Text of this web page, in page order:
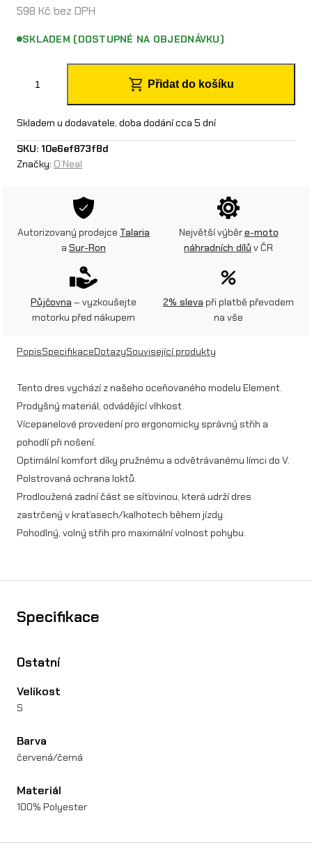
598 Kč bez DPH
SKLADEM (DOSTUPNÉ NA OBJEDNÁVKU)
N
e
a
T
R
I
X
R
I
D
R
n
o
ž
s
t
v
Přidat do košíku
Skladem u dodavatele, doba dodání cca 5 dní
SKU: 10e6ef873f8d
Značky: O’Neal
Autorizovaný prodejce Talaria
a Sur-Ron
Největší výběre-moto
náhradních dílů v ČR
Půjčovna – vyzkoušejte
motorku před nákupem
2% sleva při platbě převodem
na vše
PopisSpecifikaceDotazySouvisející produkty
Tento dres vychází z našeho oceňovaného modelu Element.
Prodyšný materiál, odvádějící vlhkost.
Vícepanelové provedení pro ergonomicky správný střih a
pohodlí při nošení.
Optimální komfort díky pružnému a odvětrávanému límci do V.
Polstrovaná ochrana loktů.
Prodloužená zadní část se síťovinou, která udrží dres
zastrčený v kraťasech/kalhotech během jízdy.
Pohodlný, volný střih pro maximální volnost pohybu.
Specifikace
Ostatní
Velikost
S
Barva
červená/černá
Materiál
100% Polyester